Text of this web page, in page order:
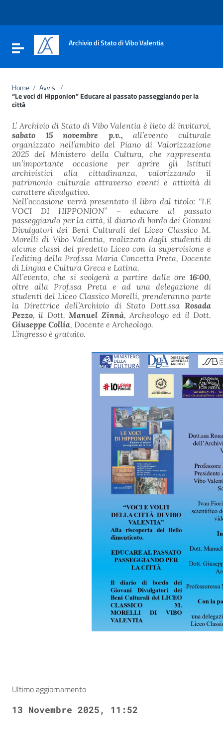
Vai al footer
Attiva / disattiva la navigazione
Archivio di Stato di Vibo Valentia
Home / Avvisi /
“Le voci di Hipponion” Educare al passato passeggiando per la
città
L’ Archivio di Stato di Vibo Valentia è lieto di invitarvi,
sabato 15 novembre p.v., all’evento culturale
organizzato nell’ambito del Piano di Valorizzazione
2025 del Ministero della Cultura, che rappresenta
un’importante occasione per aprire gli Istituti
archivistici alla cittadinanza, valorizzando il
patrimonio culturale attraverso eventi e attività di
carattere divulgativo.
Nell’occasione verrà presentato il libro dal titolo: “LE
VOCI DI HIPPONION” – educare al passato
passeggiando per la città, il diario di bordo dei Giovani
Divulgatori dei Beni Culturali del Liceo Classico M.
Morelli di Vibo Valentia, realizzato dagli studenti di
alcune classi del predetto Liceo con la supervisione e
l’editing della Prof.ssa Maria Concetta Preta, Docente
di Lingua e Cultura Greca e Latina.
All’evento, che si svolgerà a partire dalle ore 16:00,
oltre alla Prof.ssa Preta e ad una delegazione di
studenti del Liceo Classico Morelli, prenderanno parte
la Direttrice dell’Archivio di Stato Dott.ssaRosada
Pezzo, il Dott.Manuel Zinnà, Archeologo ed il Dott.
Giuseppe Collia, Docente e Archeologo.
L’ingresso è gratuito.
Ultimo aggiornamento
13 Novembre 2025, 11:52